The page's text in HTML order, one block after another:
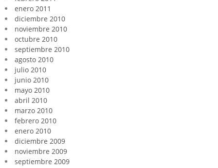
enero 2011
diciembre 2010
noviembre 2010
octubre 2010
septiembre 2010
agosto 2010
julio 2010
junio 2010
mayo 2010
abril 2010
marzo 2010
febrero 2010
enero 2010
diciembre 2009
noviembre 2009
septiembre 2009